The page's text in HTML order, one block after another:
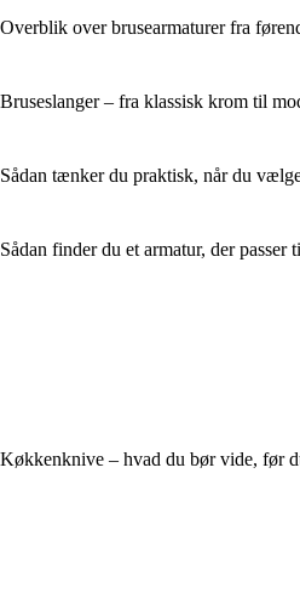
Overblik over brusearmaturer fra
Bruseslanger – fra klassisk krom til
Sådan tænker du praktisk, når du
Sådan finder du et armatur, der
Køkkenknive – hvad du bør vide, før